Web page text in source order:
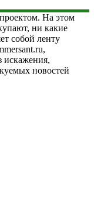
На этом
ни какие
собой ленту
искажения,
новостей